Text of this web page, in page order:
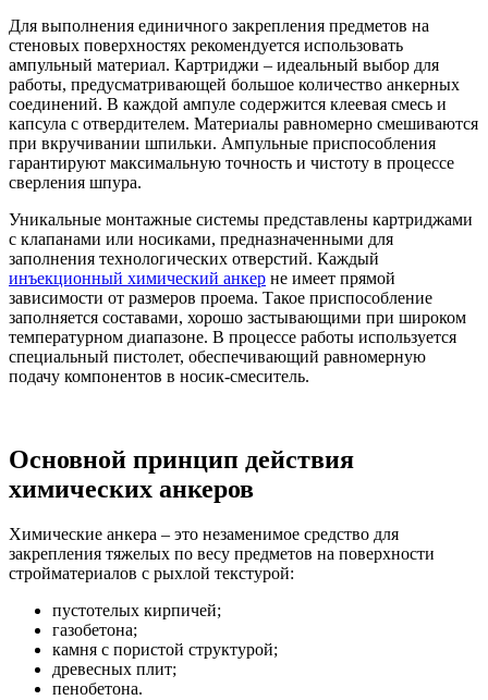
Для выполнения единичного закрепления предметов на
стеновых поверхностях рекомендуется использовать
ампульный материал. Картриджи – идеальный выбор для
работы, предусматривающей большое количество анкерных
соединений. В каждой ампуле содержится клеевая смесь и
капсула с отвердителем. Материалы равномерно смешиваются
при вкручивании шпильки. Ампульные приспособления
гарантируют максимальную точность и чистоту в процессе
сверления шпура.
Уникальные монтажные системы представлены картриджами
с клапанами или носиками, предназначенными для
заполнения технологических отверстий. Каждый
инъекционный химический анкер не имеет прямой
зависимости от размеров проема. Такое приспособление
заполняется составами, хорошо застывающими при широком
температурном диапазоне. В процессе работы используется
специальный пистолет, обеспечивающий равномерную
подачу компонентов в носик-смеситель.
Основной принцип действия
химических анкеров
Химические анкера – это незаменимое средство для
закрепления тяжелых по весу предметов на поверхности
стройматериалов с рыхлой текстурой:
пустотелых кирпичей;
газобетона;
камня с пористой структурой;
древесных плит;
пенобетона.